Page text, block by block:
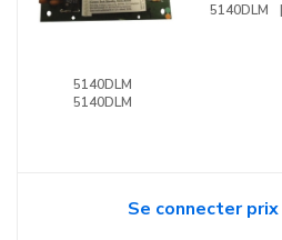
5140DLM
5140DLM
5140DLM |
Se connecter